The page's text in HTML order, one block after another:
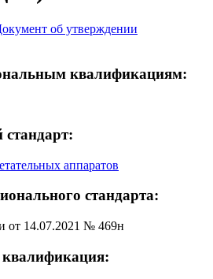
об утверждении
квалификациям:
аппаратов
стандарта:
от 14.07.2021 № 469н